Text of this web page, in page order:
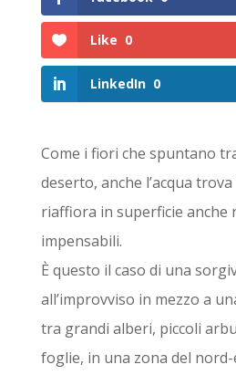
Like 0
LinkedIn 0
Come i fiori che spuntano
deserto, anche l’acqua
riaffiora in superficie anche
impensabili.
È questo il caso di una
all’improvviso in mezzo a
tra grandi alberi, piccoli
foglie, in una zona del